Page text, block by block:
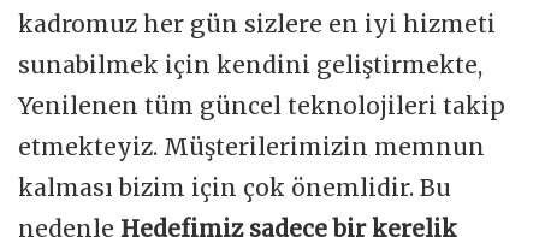
kadromuz her gün sizlere en iyi hizmeti
sunabilmek için kendini geliştirmekte,
Yenilenen tüm güncel teknolojileri takip
etmekteyiz. Müşterilerimizin memnun
kalması bizim için çok önemlidir. Bu
nedenle Hedefimiz sadece bir kerelik